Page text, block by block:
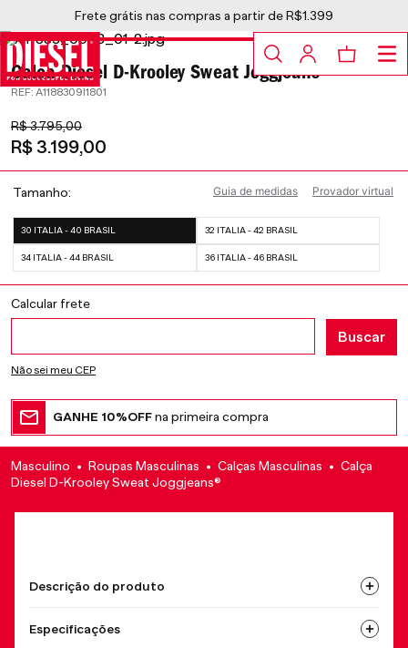
Frete grátis nas compras a partir de R$1.399
Calça Diesel D-Krooley Sweat Joggjeans®
: A1188309I1801
R$3.795,00
R$3.199,00
Provador virtual
Guia de medidas
Tamanho
30 ITALIA - 40 BRASIL 32 ITALIA - 42 BRASIL
34 ITALIA - 44 BRASIL 36 ITALIA - 46 BRASIL
Não sei meu CEP
GANHE 10%OFFna primeira compra
Masculino Roupas Masculinas Calças Masculinas
Calça
Diesel D-Krooley Sweat Joggjeans®
Descrição do produto
Especificações